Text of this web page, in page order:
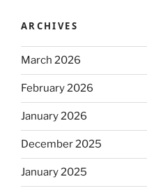
ARCHIVES
March 2026
February 2026
January 2026
December 2025
January 2025